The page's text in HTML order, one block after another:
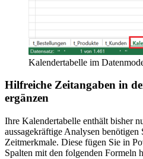
Kalendertabelle im
Hilfreiche Zeitangaben in
ergänzen
Ihre Kalendertabelle enthält bisher
aussagekräftige Analysen benötigen
Zeitmerkmale. Diese fügen Sie in
Spalten mit den folgenden Formeln